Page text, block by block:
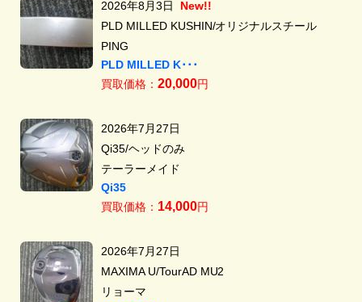
2026年8月3日
New!!
PLD MILLED KUSHIN/オリジナルスチール
PING
PLD MILLED K･･･
買取価格： 20,000円
2026年7月27日
Qi35/ヘッドのみ
テーラーメイド
Qi35
買取価格： 14,000円
2026年7月27日
MAXIMA U/TourAD MU2
リョーマ